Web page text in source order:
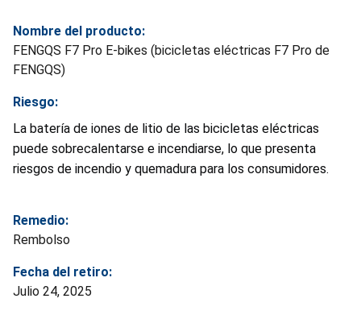
Nombre del producto:
FENGQS F7 Pro E-bikes (bicicletas eléctricas F7 Pro de
FENGQS)
Riesgo:
La batería de iones de litio de las bicicletas eléctricas
puede sobrecalentarse e incendiarse, lo que presenta
riesgos de incendio y quemadura para los consumidores.
Remedio:
Rembolso
Fecha del retiro:
Julio 24, 2025